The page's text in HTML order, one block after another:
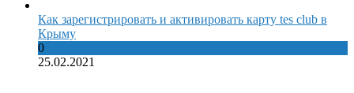
Как зарегистрировать и активировать карту tes club в
Крыму
0
25.02.2021